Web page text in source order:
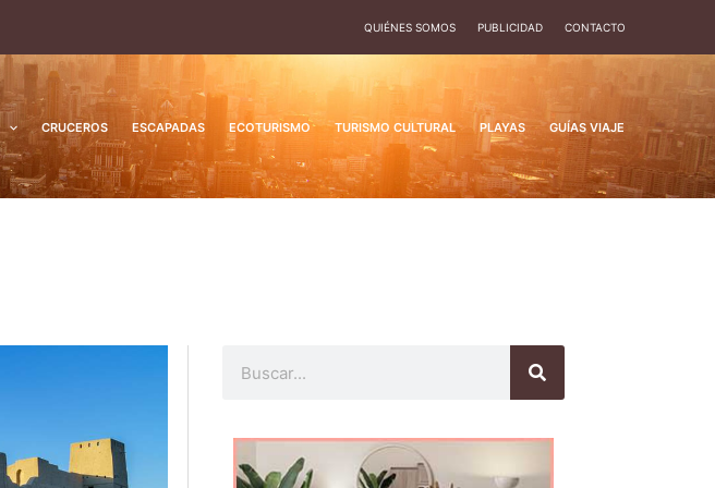
QUIÉNES SOMOS PUBLICIDAD CONTACTO
CRUCEROS ESCAPADAS ECOTURISMO TURISMO CULTURAL PLAYAS GUÍAS VIAJE